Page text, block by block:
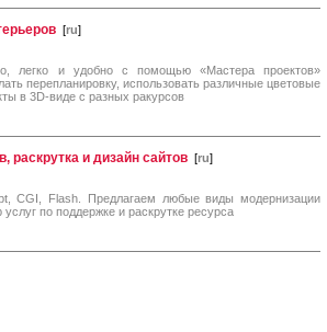
[ru]
легко и удобно с помощью «Мастера проектов»
перепланировку, использовать различные цветовые
в 3D-виде с разных ракурсов
раскрутка и дизайн сайтов [ru]
CGI, Flash. Предлагаем любые виды модернизации
по поддержке и раскрутке ресурса